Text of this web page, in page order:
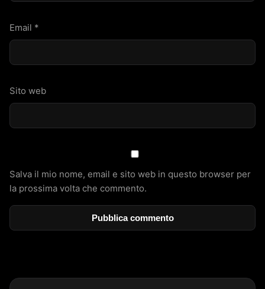
Email *
Sito web
Salva il mio nome, email e sito web in questo browser per
la prossima volta che commento.